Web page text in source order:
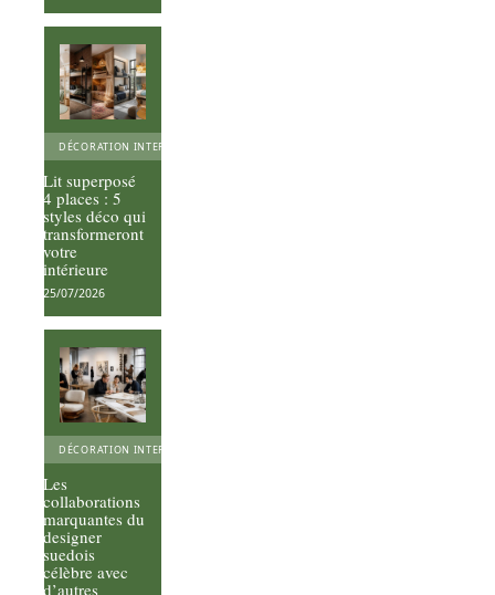
DÉCORATION INTERIEURE
Lit superposé
4 places : 5
styles déco qui
transformeront
votre
intérieure
25/07/2026
DÉCORATION INTERIEURE
Les
collaborations
marquantes du
designer
suedois
célèbre avec
d’autres